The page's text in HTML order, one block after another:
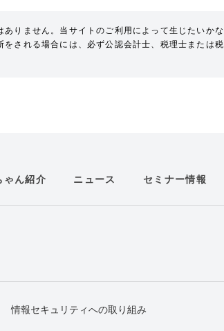
りません。当サイトのご利用によって生じたいかな
される場合には、必ず公認会計士、税理士または税
ゃん紹介 ニュース セミナー情報
情報セキュリティへの取り組み